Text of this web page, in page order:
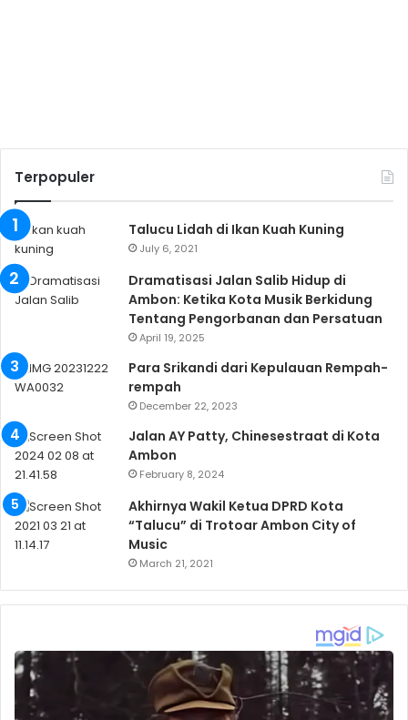
Terpopuler
Talucu Lidah di Ikan Kuah Kuning
July 6, 2021
Dramatisasi Jalan Salib Hidup di
Ambon: Ketika Kota Musik Berkidung
Tentang Pengorbanan dan Persatuan
April 19, 2025
Para Srikandi dari Kepulauan Rempah-
rempah
December 22, 2023
Jalan AY Patty, Chinesestraat di Kota
Ambon
February 8, 2024
Akhirnya Wakil Ketua DPRD Kota
“Talucu” di Trotoar Ambon City of
Music
March 21, 2021